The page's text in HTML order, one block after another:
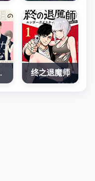
歡 终之退魔师